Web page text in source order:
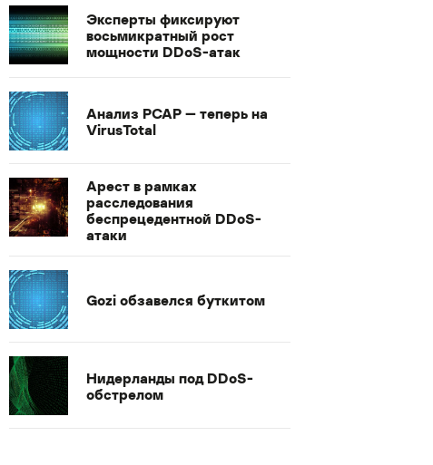
Эксперты фиксируют
восьмикратный рост
мощности DDoS-атак
Анализ PCAP — теперь на
VirusTotal
Арест в рамках
расследования
беспрецедентной DDoS-
атаки
Gozi обзавелся буткитом
Нидерланды под DDoS-
обстрелом